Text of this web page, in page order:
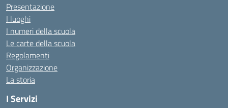
Presentazione
I luoghi
I numeri della scuola
Le carte della scuola
Regolamenti
Organizzazione
La storia
I Servizi